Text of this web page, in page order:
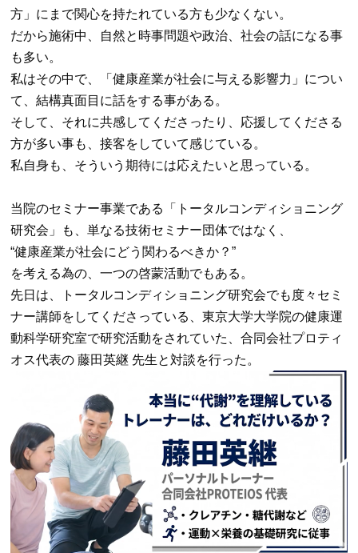
方」にまで関心を持たれている方も少なくない。
だから施術中、自然と時事問題や政治、社会の話になる事
も多い。
私はその中で、「健康産業が社会に与える影響力」につい
て、結構真面目に話をする事がある。
そして、それに共感してくださったり、応援してくださる
方が多い事も、接客をしていて感じている。
私自身も、そういう期待には応えたいと思っている。
当院のセミナー事業である「トータルコンディショニング
研究会」も、単なる技術セミナー団体ではなく、
“健康産業が社会にどう関わるべきか？”
を考える為の、一つの啓蒙活動でもある。
先日は、トータルコンディショニング研究会でも度々セミ
ナー講師をしてくださっている、東京大学大学院の健康運
動科学研究室で研究活動をされていた、合同会社プロティ
オス代表の 藤田英継 先生と対談を行った。